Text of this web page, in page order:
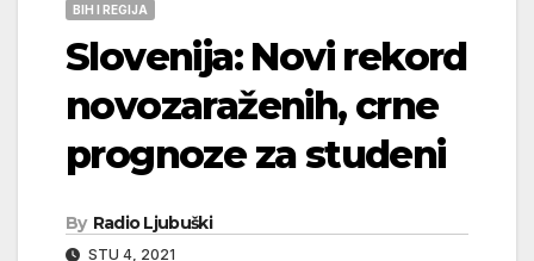
BIH I REGIJA
Slovenija: Novi rekord
novozaraženih, crne
prognoze za studeni
By Radio Ljubuški
STU 4, 2021